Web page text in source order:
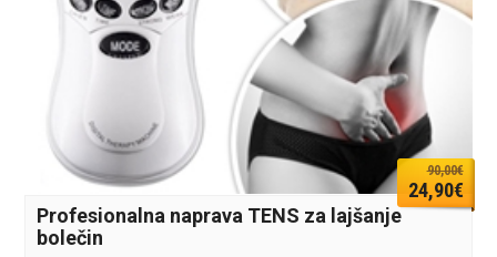
90,00€
24,90€
Profesionalna naprava TENS za lajšanje
bolečin